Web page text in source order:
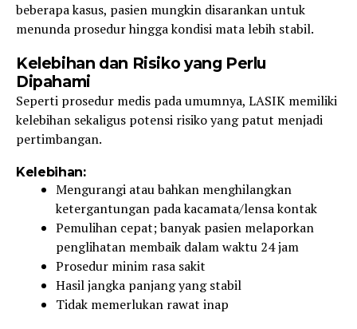
beberapa kasus, pasien mungkin disarankan untuk
menunda prosedur hingga kondisi mata lebih stabil.
Kelebihan dan Risiko yang Perlu
Dipahami
Seperti prosedur medis pada umumnya, LASIK memiliki
kelebihan sekaligus potensi risiko yang patut menjadi
pertimbangan.
Kelebihan:
Mengurangi atau bahkan menghilangkan
ketergantungan pada kacamata/lensa kontak
Pemulihan cepat; banyak pasien melaporkan
penglihatan membaik dalam waktu 24 jam
Prosedur minim rasa sakit
Hasil jangka panjang yang stabil
Tidak memerlukan rawat inap